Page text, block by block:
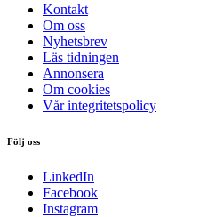
Kontakt
Om oss
Nyhetsbrev
Läs tidningen
Annonsera
Om cookies
Vår integritetspolicy
Följ oss
LinkedIn
Facebook
Instagram